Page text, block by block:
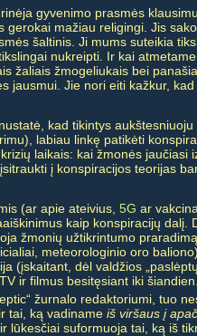
gyvenimo prasmės
gerokai mažiau religingi. Jis
šaltinis. Ji mums suteikia
nukreipti. Ir kai
žaliais žmogeliukais bei
jausmui. Jie nori eiti kažkur,
kad tikintys aukštesniuoju
labiau linkę patikėti
laikais: kai žmonės jaučiasi
į konspiracijos teorijas
(ar apie ateivius, 5G ar
kaip konspiracijų dalį.
žmonių užtikrintumo
meteorologinio oro
(įskaitant, dėl valdžios
ir filmus besitęsiant iki
žurnalo redaktoriumi, tuo
tai, ką vadiname iš viršaus į
lūkesčiai suformuoja tai, ką iš